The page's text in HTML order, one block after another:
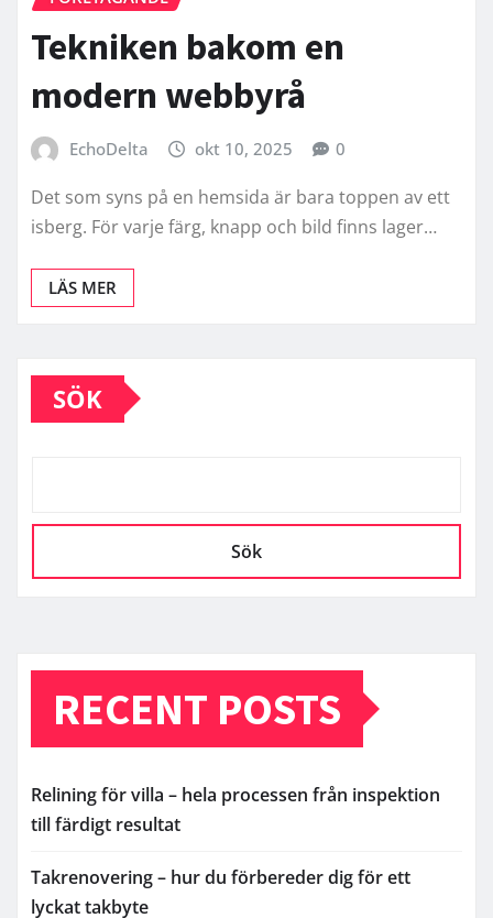
Tekniken bakom en
modern webbyrå
EchoDelta okt 10, 2025 0
Det som syns på en hemsida är bara toppen av ett
isberg. För varje färg, knapp och bild finns lager…
LÄS MER
SÖK
Sök
RECENT POSTS
Relining för villa – hela processen från inspektion
till färdigt resultat
Takrenovering – hur du förbereder dig för ett
lyckat takbyte